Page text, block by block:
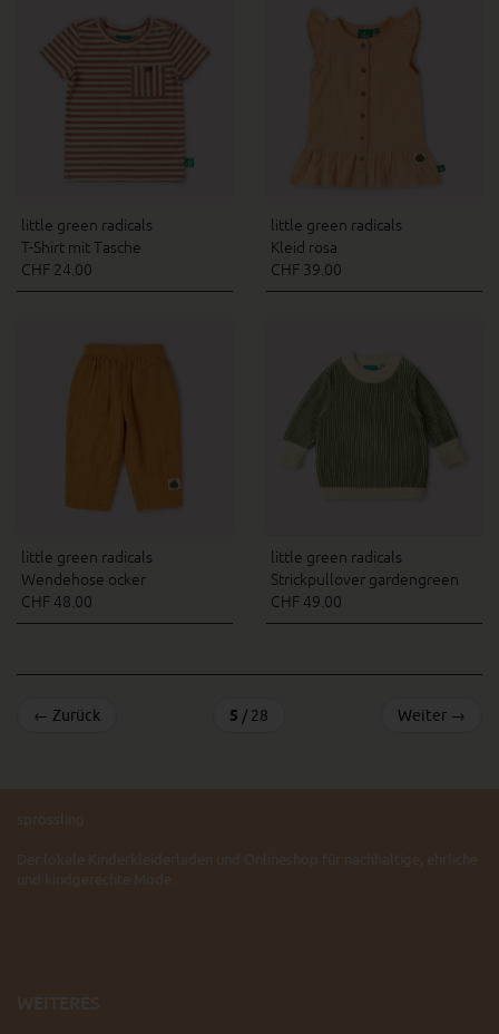
little green radicals
T-Shirt mit Tasche
CHF 24.00
little green radicals
Kleid rosa
CHF 39.00
little green radicals
Wendehose ocker
CHF 48.00
little green radicals
Strickpullover gardengreen
CHF 49.00
← Zurück 5 / 28 Weiter →